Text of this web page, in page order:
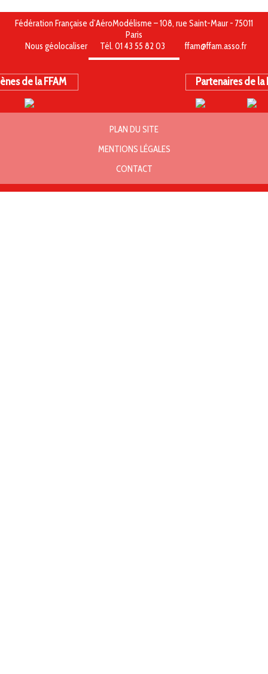
Fédération Française d’AéroModélisme – 108, rue Saint-Maur - 75011
Paris
Nous géolocaliser
Tél. 01 43 55 82 03 ffam@ffam.asso.fr
de la FFAM Partenaires de la
PLAN DU SITE
MENTIONS LÉGALES
CONTACT